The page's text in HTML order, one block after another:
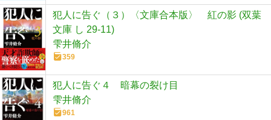
犯人に告ぐ（３）〈文庫合本版〉 紅の影 (双葉
文庫 し 29-11)
雫井脩介
359
犯人に告ぐ４ 暗幕の裂け目
雫井脩介
961